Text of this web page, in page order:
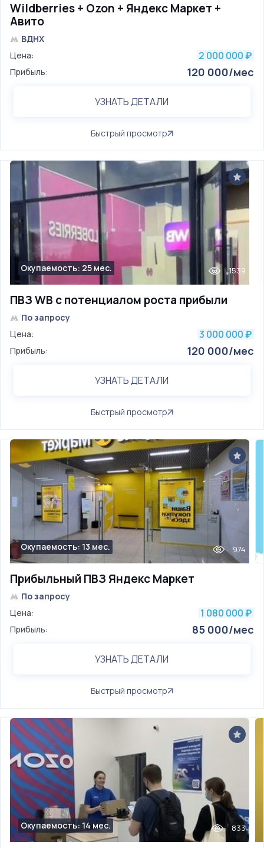
Wildberries + Ozon + Яндекс Маркет +
Авито
ВДНХ
Цена:
2 000 000 ₽
Прибыль: 120 000/мес
УЗНАТЬ ДЕТАЛИ
Быстрый просмотр
ПВЗ WB с потенциалом роста прибыли
Окупаемость: 25 мес. 1539
По запросу
Цена:
3 000 000 ₽
Прибыль: 120 000/мес
УЗНАТЬ ДЕТАЛИ
Быстрый просмотр
Прибыльный ПВЗ Яндекс Маркет
Окупаемость: 13 мес. 974
По запросу
Цена:
1 080 000 ₽
Прибыль: 85 000/мес
УЗНАТЬ ДЕТАЛИ
Быстрый просмотр
Окупаемость: 14 мес. 833